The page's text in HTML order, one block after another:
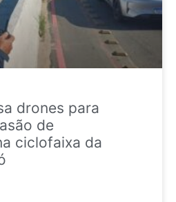
drones para
de
ciclofaixa da